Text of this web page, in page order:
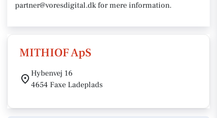
partner@voresdigital.dk for mere information.
MITHIOF ApS
Hybenvej 16
4654 Faxe Ladeplads